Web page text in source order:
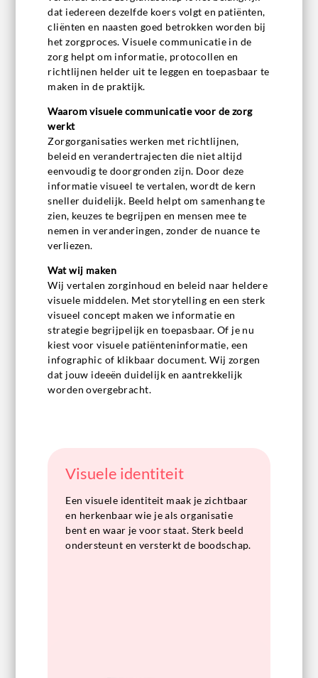
dat iedereen dezelfde koers volgt en patiënten,
cliënten en naasten goed betrokken worden bij
het zorgproces. Visuele communicatie in de
zorg helpt om informatie, protocollen en
richtlijnen helder uit te leggen en toepasbaar te
maken in de praktijk.
Waarom visuele communicatie voor de zorg
werkt
Zorgorganisaties werken met richtlijnen,
beleid en verandertrajecten die niet altijd
eenvoudig te doorgronden zijn. Door deze
informatie visueel te vertalen, wordt de kern
sneller duidelijk. Beeld helpt om samenhang te
zien, keuzes te begrijpen en mensen mee te
nemen in veranderingen, zonder de nuance te
verliezen.
Wat wij maken
Wij vertalen zorginhoud en beleid naar heldere
visuele middelen. Met storytelling en een sterk
visueel concept maken we informatie en
strategie begrijpelijk en toepasbaar. Of je nu
kiest voor visuele patiënteninformatie, een
infographic of klikbaar document. Wij zorgen
dat jouw ideeën duidelijk en aantrekkelijk
worden overgebracht.
Visuele identiteit
Een visuele identiteit maak je zichtbaar
en herkenbaar wie je als organisatie
bent en waar je voor staat. Sterk beeld
ondersteunt en versterkt de boodschap.